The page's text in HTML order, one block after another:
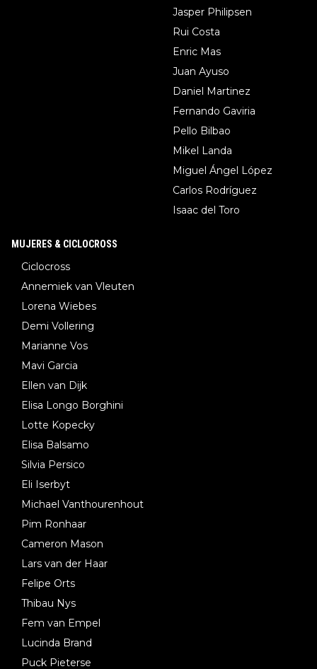
Jasper Philipsen
Rui Costa
Enric Mas
Juan Ayuso
Daniel Martinez
Fernando Gaviria
Pello Bilbao
Mikel Landa
Miguel Ángel López
Carlos Rodríguez
Isaac del Toro
MUJERES & CICLOCROSS
Ciclocross
Annemiek van Vleuten
Lorena Wiebes
Demi Vollering
Marianne Vos
Mavi Garcia
Ellen van Dijk
Elisa Longo Borghini
Lotte Kopecky
Elisa Balsamo
Silvia Persico
Eli Iserbyt
Michael Vanthourenhout
Pim Ronhaar
Cameron Mason
Lars van der Haar
Felipe Orts
Thibau Nys
Fem van Empel
Lucinda Brand
Puck Pieterse